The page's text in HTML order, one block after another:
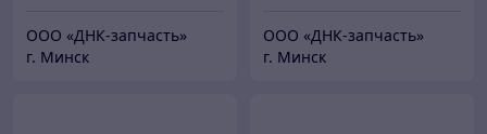
ООО «ДНК-запчасть»
г. Минск
ООО «ДНК-запчасть»
г. Минск